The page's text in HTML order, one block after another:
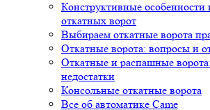
Конструктивные
откатных ворот
Выбираем откатные ворота
Откатные ворота: вопросы и
Откатные и распашные
недостатки
Консольные откатные ворота
Все об автоматике Came